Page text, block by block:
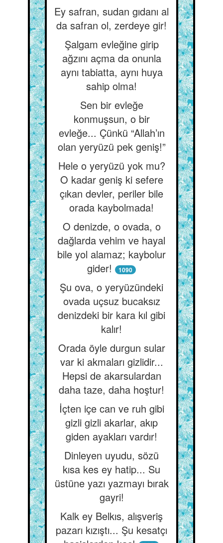
Ey safran, sudan gıdanı al
da safran ol, zerdeye gir!
Şalgam evleğine girip
ağzını açma da onunla
aynı tabiatta, aynı huya
sahip olma!
Sen bir evleğe
konmuşsun, o bir
evleğe... Çünkü “Allah’ın
olan yeryüzü pek geniş!”
Hele o yeryüzü yok mu?
O kadar geniş ki sefere
çıkan devler, periler bile
orada kaybolmada!
O denizde, o ovada, o
dağlarda vehim ve hayal
bile yol alamaz; kaybolur
gider!
1090
Şu ova, o yeryüzündeki
ovada uçsuz bucaksız
denizdeki bir kara kıl gibi
kalır!
Orada öyle durgun sular
var ki akmaları gizlidir...
Hepsi de akarsulardan
daha taze, daha hoştur!
İçten içe can ve ruh gibi
gizli gizli akarlar, akıp
giden ayakları vardır!
Dinleyen uyudu, sözü
kısa kes ey hatip... Su
üstüne yazı yazmayı bırak
gayri!
Kalk ey Belkıs, alışveriş
pazarı kızıştı... Şu kesatçı